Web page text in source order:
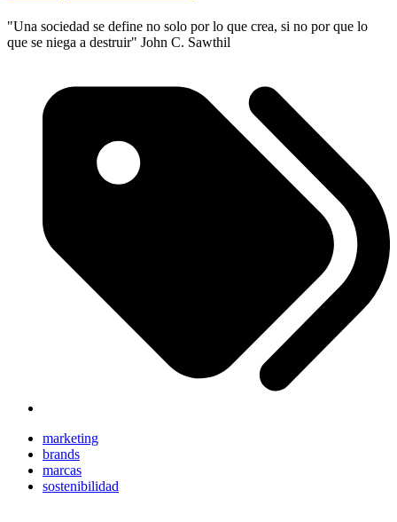
"Una sociedad se define no solo por lo que crea, si no por que lo
que se niega a destruir" John C. Sawthil
marketing
brands
marcas
sostenibilidad